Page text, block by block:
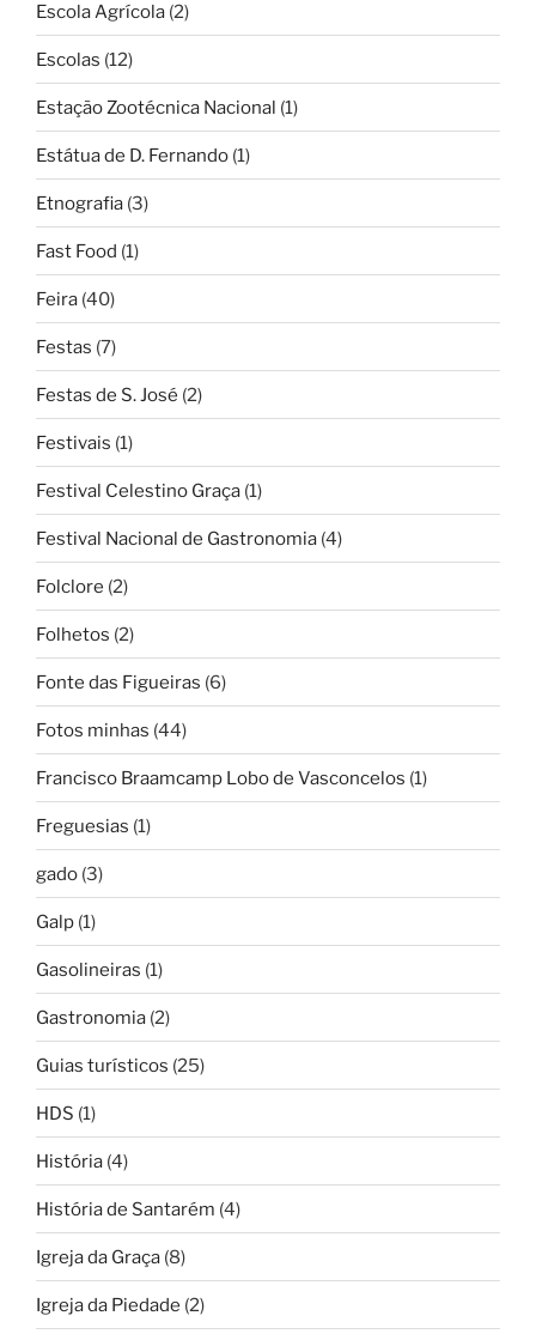
Escola Agrícola (2)
Escolas (12)
Estação Zootécnica Nacional (1)
Estátua de D. Fernando (1)
Etnografia (3)
Fast Food (1)
Feira (40)
Festas (7)
Festas de S. José (2)
Festivais (1)
Festival Celestino Graça (1)
Festival Nacional de Gastronomia (4)
Folclore (2)
Folhetos (2)
Fonte das Figueiras (6)
Fotos minhas (44)
Francisco Braamcamp Lobo de Vasconcelos (1)
Freguesias (1)
gado (3)
Galp (1)
Gasolineiras (1)
Gastronomia (2)
Guias turísticos (25)
HDS (1)
História (4)
História de Santarém (4)
Igreja da Graça (8)
Igreja da Piedade (2)